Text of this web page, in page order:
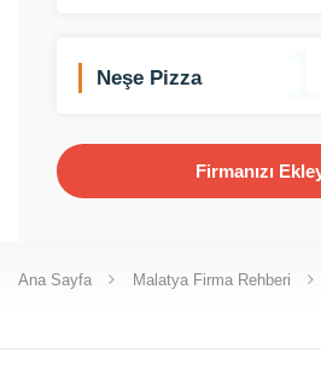
Neşe Pizza
Firmanızı
Ana Sayfa Malatya Firma Rehberi